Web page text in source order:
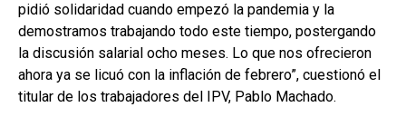
pidió solidaridad cuando empezó la pandemia y la
demostramos trabajando todo este tiempo, postergando
la discusión salarial ocho meses. Lo que nos ofrecieron
ahora ya se licuó con la inflación de febrero”, cuestionó el
titular de los trabajadores del IPV, Pablo Machado.